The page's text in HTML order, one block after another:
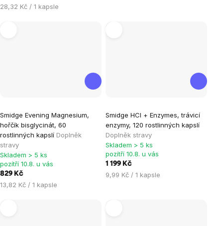
Měrná
28,32 Kč / 1 kapsle
Smidge Evening Magnesium,
hořčík bisglycinát, 60
rostlinných kapslí Doplněk
stravy
Skladem > 5 ks
pozítří 10.8. u vás
829 Kč
Měrná
13,82 Kč / 1 kapsle
Smidge HCl + Enzymes, trávicí
enzymy, 120 rostlinných kapslí
Doplněk stravy
Skladem > 5 ks
pozítří 10.8. u vás
1 199 Kč
Měrná
9,99 Kč / 1 kapsle